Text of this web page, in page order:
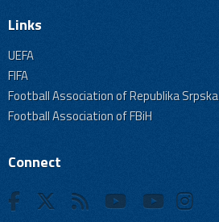
Links
UEFA
FIFA
Football Association of Republika Srpska
Football Association of FBiH
Connect